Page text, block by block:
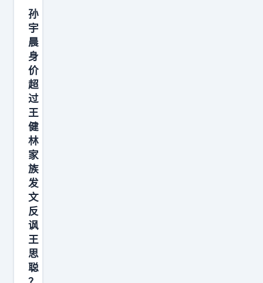
了
，
但
中
国
制
造
的
骨
头
却
越
淬
越
硬
！
比
午
餐
”
，
时
间
是
三
个
小
时
。
没
想
到
居
然
孙
宇
晨
身
价
超
过
王
健
林
家
族
发
文
反
讽
王
思
聪